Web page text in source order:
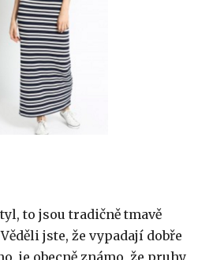
to jsou tradičně tmavě
jste, že vypadají dobře